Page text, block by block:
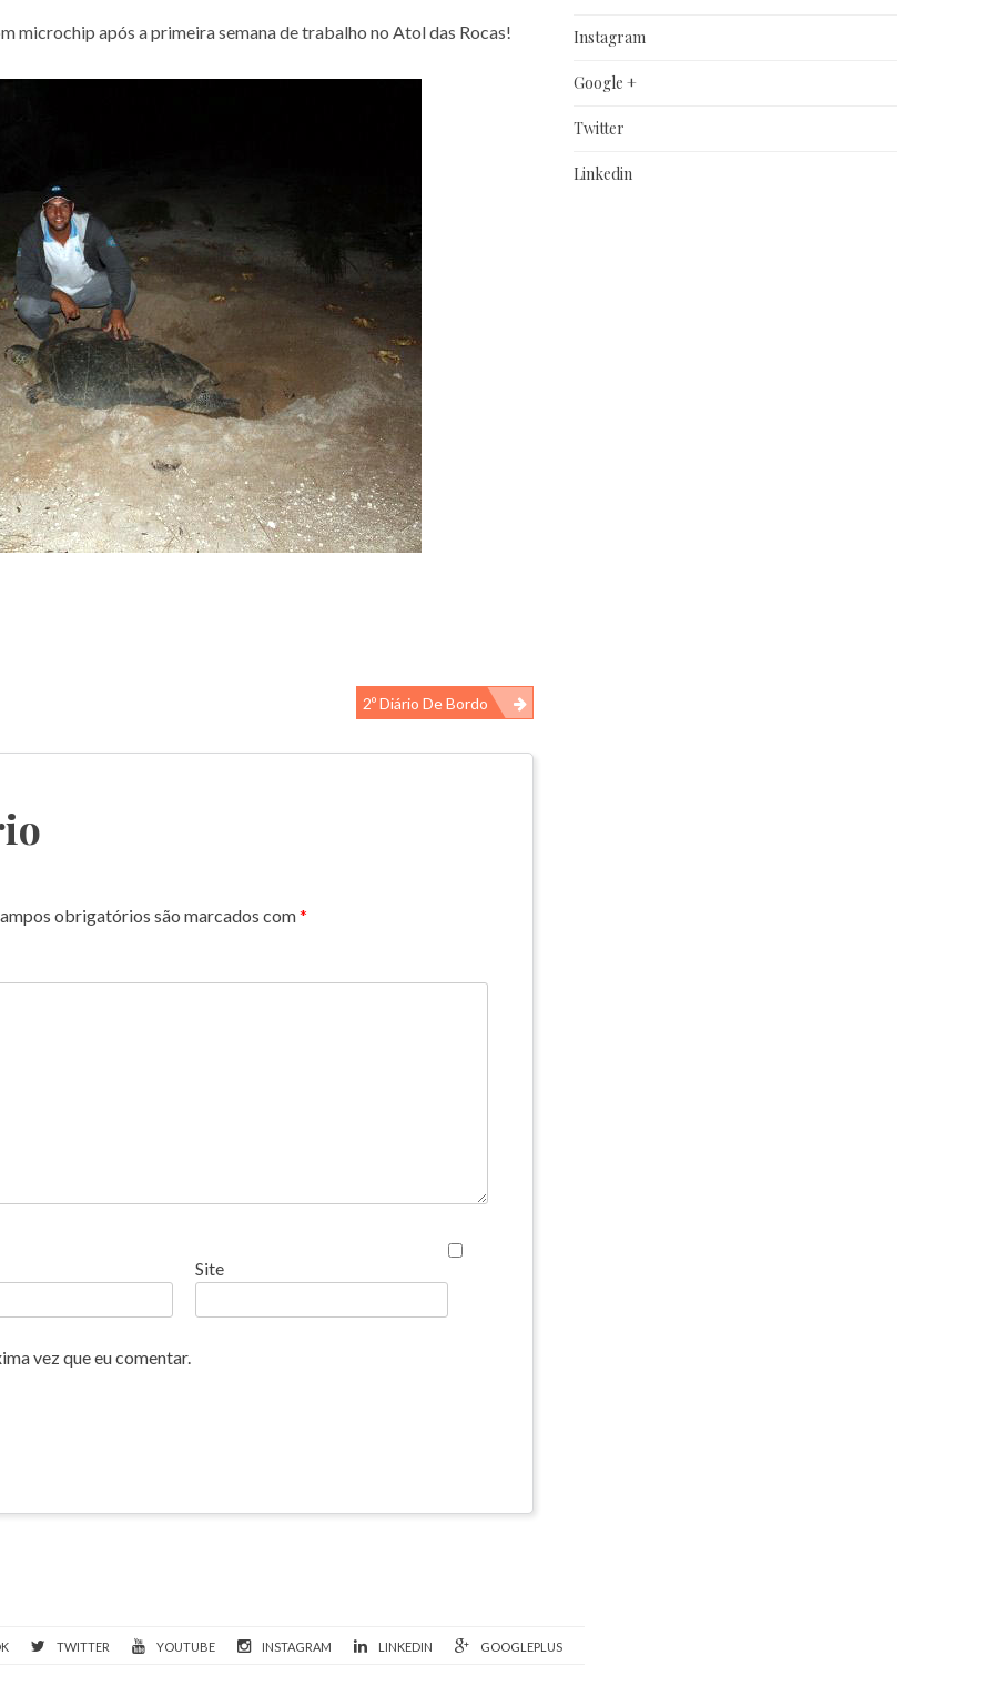
microchip após a primeira semana de trabalho no Atol das Rocas!
2º Diário De Bordo
obrigatórios são marcados com*
Site
vez que eu comentar.
Instagram
Google +
Twitter
Linkedin
TWITTER YOUTUBE INSTAGRAM LINKEDIN GOOGLEPLUS